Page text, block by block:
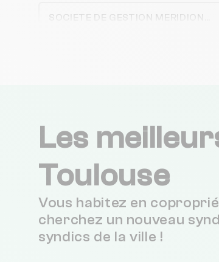
IMMOBILIERE-FALGUIERE
AIMA GESTION
CABINET DALAS
Les
Toulouse
Vous habitez en
cherchez un nouveau
syndics de la ville !